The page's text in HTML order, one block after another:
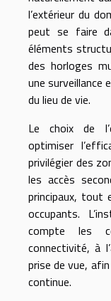
l’extérieur du
peut se faire
éléments
des horloges
une surveillance
du lieu de vie.
Le choix de
optimiser
privilégier des
les accès
principaux, tout
occupants.
compte les
connectivité, à
prise de vue,
continue.